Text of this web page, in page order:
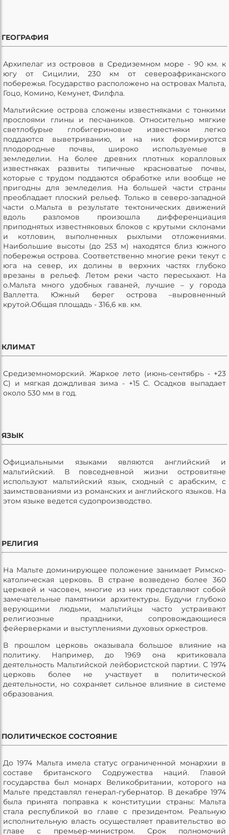
ГЕОГРАФИЯ
Архипелаг из островов в Средиземном море - 90 км. к
югу от Сицилии, 230 км от североафриканского
побережья. Государство расположено на островах Мальта,
Гоцо, Комино, Кемунет, Филфла.
Мальтийские острова сложены известняками с тонкими
прослоями глины и песчаников. Относительно мягкие
светлобурые глобигериновые известняки легко
поддаются выветриванию, и на них формируются
плодородные почвы, широко используемые в
земледелии. На более древних плотных коралловых
известняках развиты типичные красноватые почвы,
которые с трудом поддаются обработке или вообще не
пригодны для земледелия. На большей части страны
преобладает плоский рельеф. Только в северо-западной
части о.Мальта в результате тектонических движений
вдоль разломов произошла дифференциация
приподнятых известняковых блоков с крутыми склонами
и котловин, выполненных рыхлыми отложениями.
Наибольшие высоты (до 253 м) находятся близ южного
побережья острова. Соответственно многие реки текут с
юга на север, их долины в верхних частях глубоко
врезаны в рельеф. Летом реки часто пересыхают. На
о.Мальта много удобных гаваней, лучшие – у города
Валлетта. Южный берег острова –выровненный
крутой.Общая площадь - 316,6 кв. км.
КЛИМАТ
Средиземноморский. Жаркое лето (июнь-сентябрь - +23
С) и мягкая дождливая зима - +15 С. Осадков выпадает
около 530 мм в год.
ЯЗЫК
Официальными языками являются английский и
мальтийский. В повседневной жизни островитяне
используют мальтийский язык, сходный с арабским, с
заимствованиями из романских и английского языков. На
этом языке ведется судопроизводство.
РЕЛИГИЯ
На Мальте доминирующее положение занимает Римско-
католическая церковь. В стране возведено более 360
церквей и часовен, многие из них представляют собой
замечательные памятники архитектуры. Будучи глубоко
верующими людьми, мальтийцы часто устраивают
религиозные праздники, сопровождающиеся
фейерверками и выступлениями духовых оркестров.
В прошлом церковь оказывала большое влияние на
политику. Например, до 1969 она критиковала
деятельность Мальтийской лейбористской партии. С 1974
церковь более не участвует в политической
деятельности, но сохраняет сильное влияние в системе
образования.
ПОЛИТИЧЕСКОЕ СОСТОЯНИЕ
До 1974 Мальта имела статус ограниченной монархии в
составе британского Содружества наций. Главой
государства был монарх Великобритании, которого на
Мальте представлял генерал-губернатор. В декабре 1974
была принята поправка к конституции страны: Мальта
стала республикой во главе с президентом. Реальную
исполнительную власть осуществляет правительство во
главе с премьер-министром. Срок полномочий